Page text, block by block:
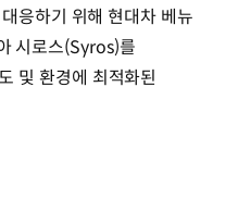
응하기 위해 현대차 베뉴
시로스(Syros)를
및 환경에 최적화된